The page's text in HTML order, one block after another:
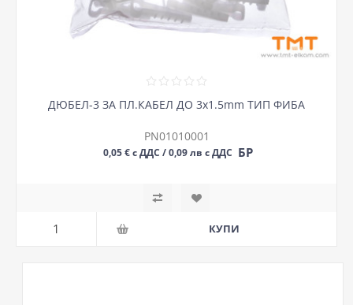
ДЮБЕЛ-3 ЗА ПЛ.КАБЕЛ ДО 3х1.5mm ТИП ФИБА
PN01010001
0,05 € с ДДС / 0,09 лв с ДДС БР